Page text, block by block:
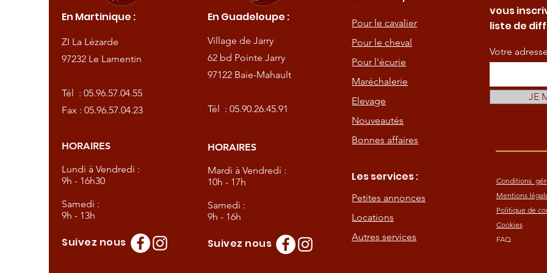
En Martinique :
ZI La Lézarde
97232 Le Lamentin
Tél :05.96.57.04.55
Fax : 05.96.57.04.23
HORAIRES
Lundi à Vendredi :
9h - 16h30
Samedi :
9h - 13h
Suivez nous
En Guadeloupe :
Village de Jarry
62 bd Pointe Jarry
97122 Baie-Mahault
Tél : 05.90.26.45.91
HORAIRES
Mardi à Vendredi :
10h - 17h
Samedi :
9h - 16h
Suivez nous
Pour le cavalier
Pour le cheval
Pour l'écurie
Maréchalerie
Elevage
Nouveautés
Bonnes affaires
Les services :
Petites annonces
Locations
Autres services
vous
liste de
Votre
JE
Conditions
Mentions
Politique de
Cookies
FAQ